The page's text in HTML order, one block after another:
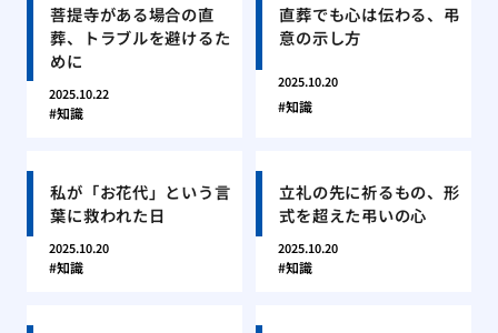
菩提寺がある場合の直
葬、トラブルを避けるた
めに
2025.10.22
知識
直葬でも心は伝わる、弔
意の示し方
2025.10.20
知識
私が「お花代」という言
葉に救われた日
2025.10.20
知識
立礼の先に祈るもの、形
式を超えた弔いの心
2025.10.20
知識